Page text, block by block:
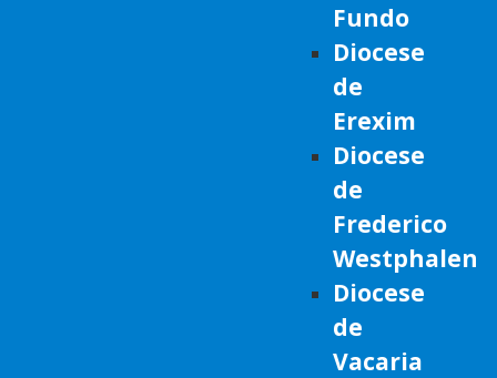
Fundo
Diocese
de
Erexim
Diocese
de
Frederico
Westphalen
Diocese
de
Vacaria